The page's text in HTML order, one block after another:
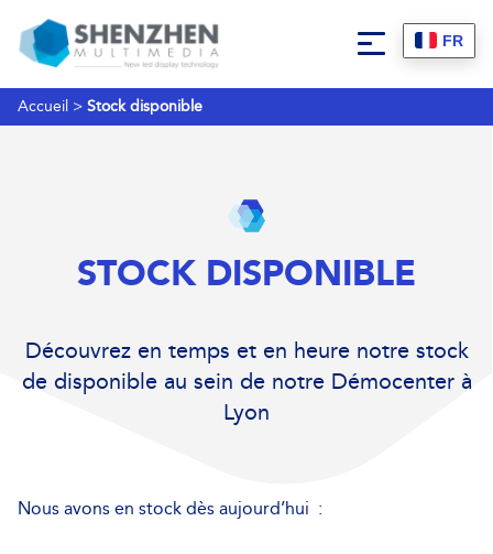
FR
Accueil > Stock disponible
STOCK DISPONIBLE
Découvrez en temps et en heure notre stock
de disponible au sein de notre Démocenter à
Lyon
Nous avons en stock dès aujourd’hui :